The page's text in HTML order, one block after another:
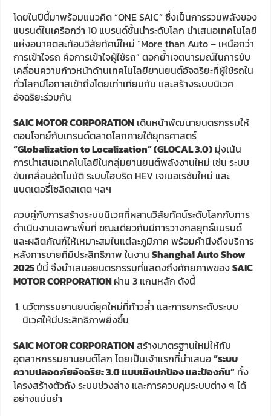
โดยในปีนี้มาพร้อมแนวคิด “ONE SAIC” ซึ่งเป็นการรวมพลังของ
แบรนด์ในเครือกว่า 10 แบรนด์ชั้นนำระดับโลก นำเสนอเทคโนโลยี
แห่งอนาคตสะท้อนวิสัยทัศน์ใหม่ “More than Auto – เหนือกว่า
การเข้าใจรถ คือการเข้าใจผู้ใช้รถ” ตอกย้ำเจตนารมณ์ในการขับ
เคลื่อนความก้าวหน้าด้านเทคโนโลยียานยนต์อัจฉริยะที่ผู้ใช้รถใน
ทั่วโลกมีโอกาสเข้าถึงโดยเท่าเทียมกัน และสร้างระบบนิเวศ
อัจฉริยะร่วมกัน
SAIC MOTOR CORPORATION เดินหน้าพัฒนายนตรกรรมให้
ตอบโจทย์กับเทรนด์ตลาดโลกภายใต้ยุทธศาสตร์
“Globalization to Localization”(GLOCAL 3.0) มุ่งเน้น
การนำเสนอเทคโนโลยีในกลุ่มยานยนต์พลังงานใหม่ เช่น ระบบ
ขับเคลื่อนอัตโนมัติ ระบบไฮบริด HEV เจเนอเรชันใหม่ และ
แบตเตอรี่โซลิดสเตต ฯลฯ
ควบคู่กับการสร้างระบบนิเวศที่ผสานวิสัยทัศน์ระดับโลกกับการ
ดำเนินงานเฉพาะพื้นที่ ขณะเดียวกันมีการวางกลยุทธ์แบรนด์
และผลิตภัณฑ์ให้เหมาะสมในแต่ละภูมิภาค พร้อมคำนึงถึงบริการ
หลังการขายที่มีประสิทธิภาพ ในงานShanghai Auto Show
2025ปีนี้ จึงนำเสนอยนตรกรรมที่แสดงถึงศักยภาพของSAIC
MOTOR CORPORATIONผ่าน 3 แกนหลัก ดังนี้
นวัตกรรมยานยนต์ยุคใหม่ที่ก้าวล้ำ และการยกระดับระบบ
นิเวศให้มีประสิทธิภาพยิ่งขึ้น
SAIC MOTOR CORPORATIONสร้างมาตรฐานใหม่ให้กับ
อุตสาหกรรมยานยนต์โลก โดยเป็นเจ้าแรกที่นำเสนอ“ระบบ
ความปลอดภัยอัจฉริยะ 3.0 แบบเชิงปกป้อง และป้องกัน” ทั้ง
โครงสร้างตัวถัง ระบบช่วงล่าง และการควบคุมระบบต่าง ๆ ได้
อย่างแม่นยำ